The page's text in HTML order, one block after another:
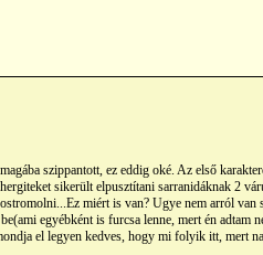
szippantott, ez eddig oké. Az első
sikerült elpusztítani sarranidáknak 2
miért is van? Ugye nem arról
egyébként is furcsa lenne, mert én
el legyen kedves, hogy mi folyik itt, mert